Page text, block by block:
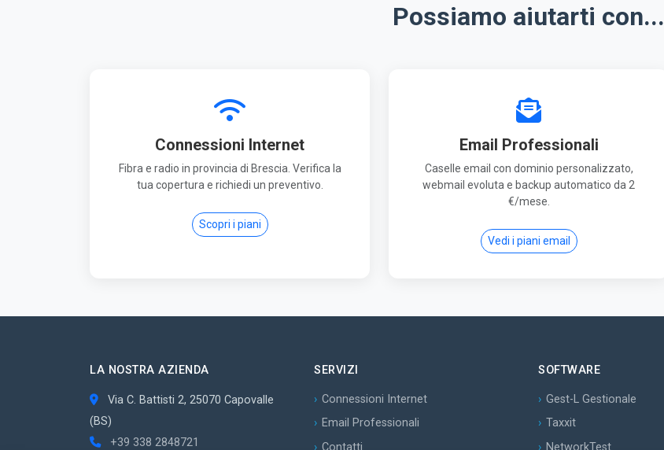
Possiamo aiutarti con...
Connessioni Internet
Fibra e radio in provincia di Brescia. Verifica la
tua copertura e richiedi un preventivo.
Scopri i piani
Email Professionali
Caselle email con dominio personalizzato,
webmail evoluta e backup automatico da 2
€/mese.
Vedi i piani email
LA NOSTRA AZIENDA
Via C. Battisti 2, 25070 Capovalle
(BS)
+39 338 2848721
SERVIZI
Connessioni Internet
Email Professionali
Contatti
SOFTWARE
Gest-L Gestionale
Taxxit
NetworkTest